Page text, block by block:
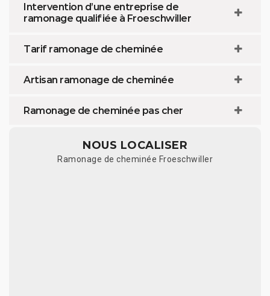
Intervention d’une entreprise de
ramonage qualifiée à Froeschwiller
Tarif ramonage de cheminée
Artisan ramonage de cheminée
Ramonage de cheminée pas cher
NOUS LOCALISER
Ramonage de cheminée Froeschwiller